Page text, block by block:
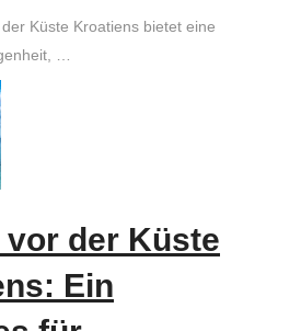
Küste Kroatiens bietet eine
…
vor der Küste
Ein